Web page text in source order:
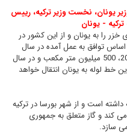
نخست وزیر ترکیه، رییس
- یونان
گاز دریای خزر را به یونان و از این کشور در
اساس توافق به عمل آمده در سال
2007، 250 میلیون متر مکعب، در سال 2008، 500 میلیون متر مکعب و در سال
این خط لوله به یونان انتقال خواهد
دلار هزینه داشته است و از شهر بورسا در ترکیه
کند و گاز متعلق به جمهوری
سازد.